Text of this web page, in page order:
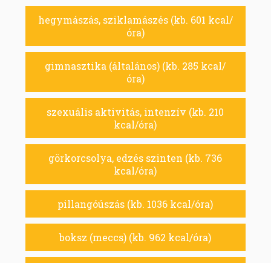
hegymászás, sziklamászés (kb. 601 kcal/
óra)
gimnasztika (általános) (kb. 285 kcal/
óra)
szexuális aktivitás, intenzív (kb. 210
kcal/óra)
görkorcsolya, edzés szinten (kb. 736
kcal/óra)
pillangóúszás (kb. 1036 kcal/óra)
boksz (meccs) (kb. 962 kcal/óra)